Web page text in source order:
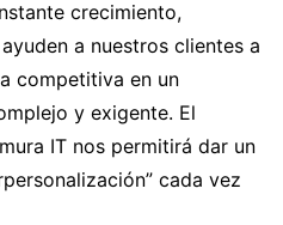
crecimiento,
a nuestros clientes a
competitiva en un
y exigente. El
IT nos permitirá dar un
cada vez